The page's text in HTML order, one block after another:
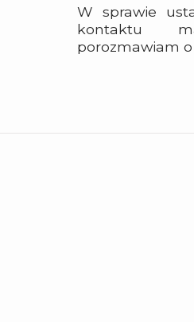
W sprawie
kontaktu
porozmawiam